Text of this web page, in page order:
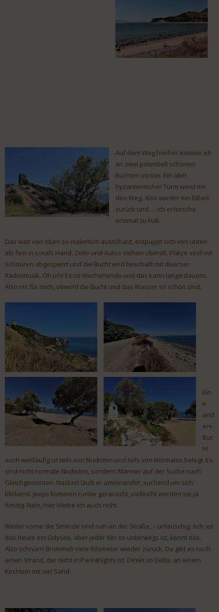
Auf dem Weg hierher komme ich
an zwei potentiell schönen
Buchten vorbei. Ein alter
byzantenischer Turm weist mir
den Weg. Also wieder ein bißerl
zurück und…. ich erforsche
erstmal zu Fuß.
Das was von oben so malerisch ausschaut, entpuppt sich von unten
als fest in Locals Hand. Zelte und Autos stehen überall, Plätze sind mit
Schnüren abgesperrt und die Bucht wird beschallt mit diverser
Radiomusik. Oh jeh! Es ist Wochenende und das kann lange dauern.
Also nix für mich, obwohl die Bucht und das Wasser so schön sind.
Ein
e
and
ere
Buc
ht
auch weitläufig ist teils von Nudisten und teils von Normalos belegt. Es
sind nicht normale Nudisten, sondern Männer auf der Suche nach
Gleichgesinnten. Nackert läuft er umeinander, suchend um sich
blickend. Jeeps kommen runter gerauscht, vielleicht werden sie ja
fündig. Nein, hier bleibe ich auch nicht.
Weiter vorne die Strände sind nah an der Straße, – unlauschig. Ach; ist
das heute ein Odysee, aber jeder der so unterwegs ist, kennt das.
Also schnurrt Brummeli viele Kilometer wieder zurück. Da gibt es noch
einen Strand, der nicht in Park4nights ist. Direkt im Delta, an einem
Kirchlein mit viel Sand.